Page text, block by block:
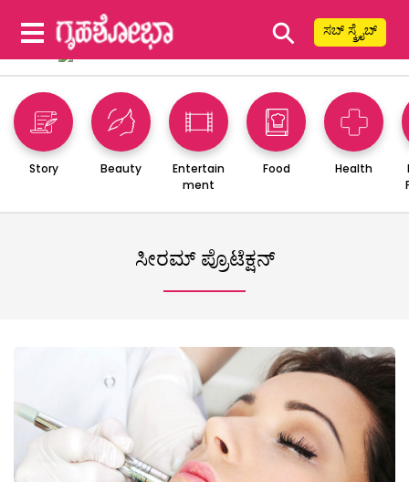
⚲ ಸಬ್ ಸ್ಕ್ರೈಬ್
Story Beauty
Entertain
ment
Food Health
ಸೀರಮ್ ಪ್ರೊಟೆಕ್ಷನ್